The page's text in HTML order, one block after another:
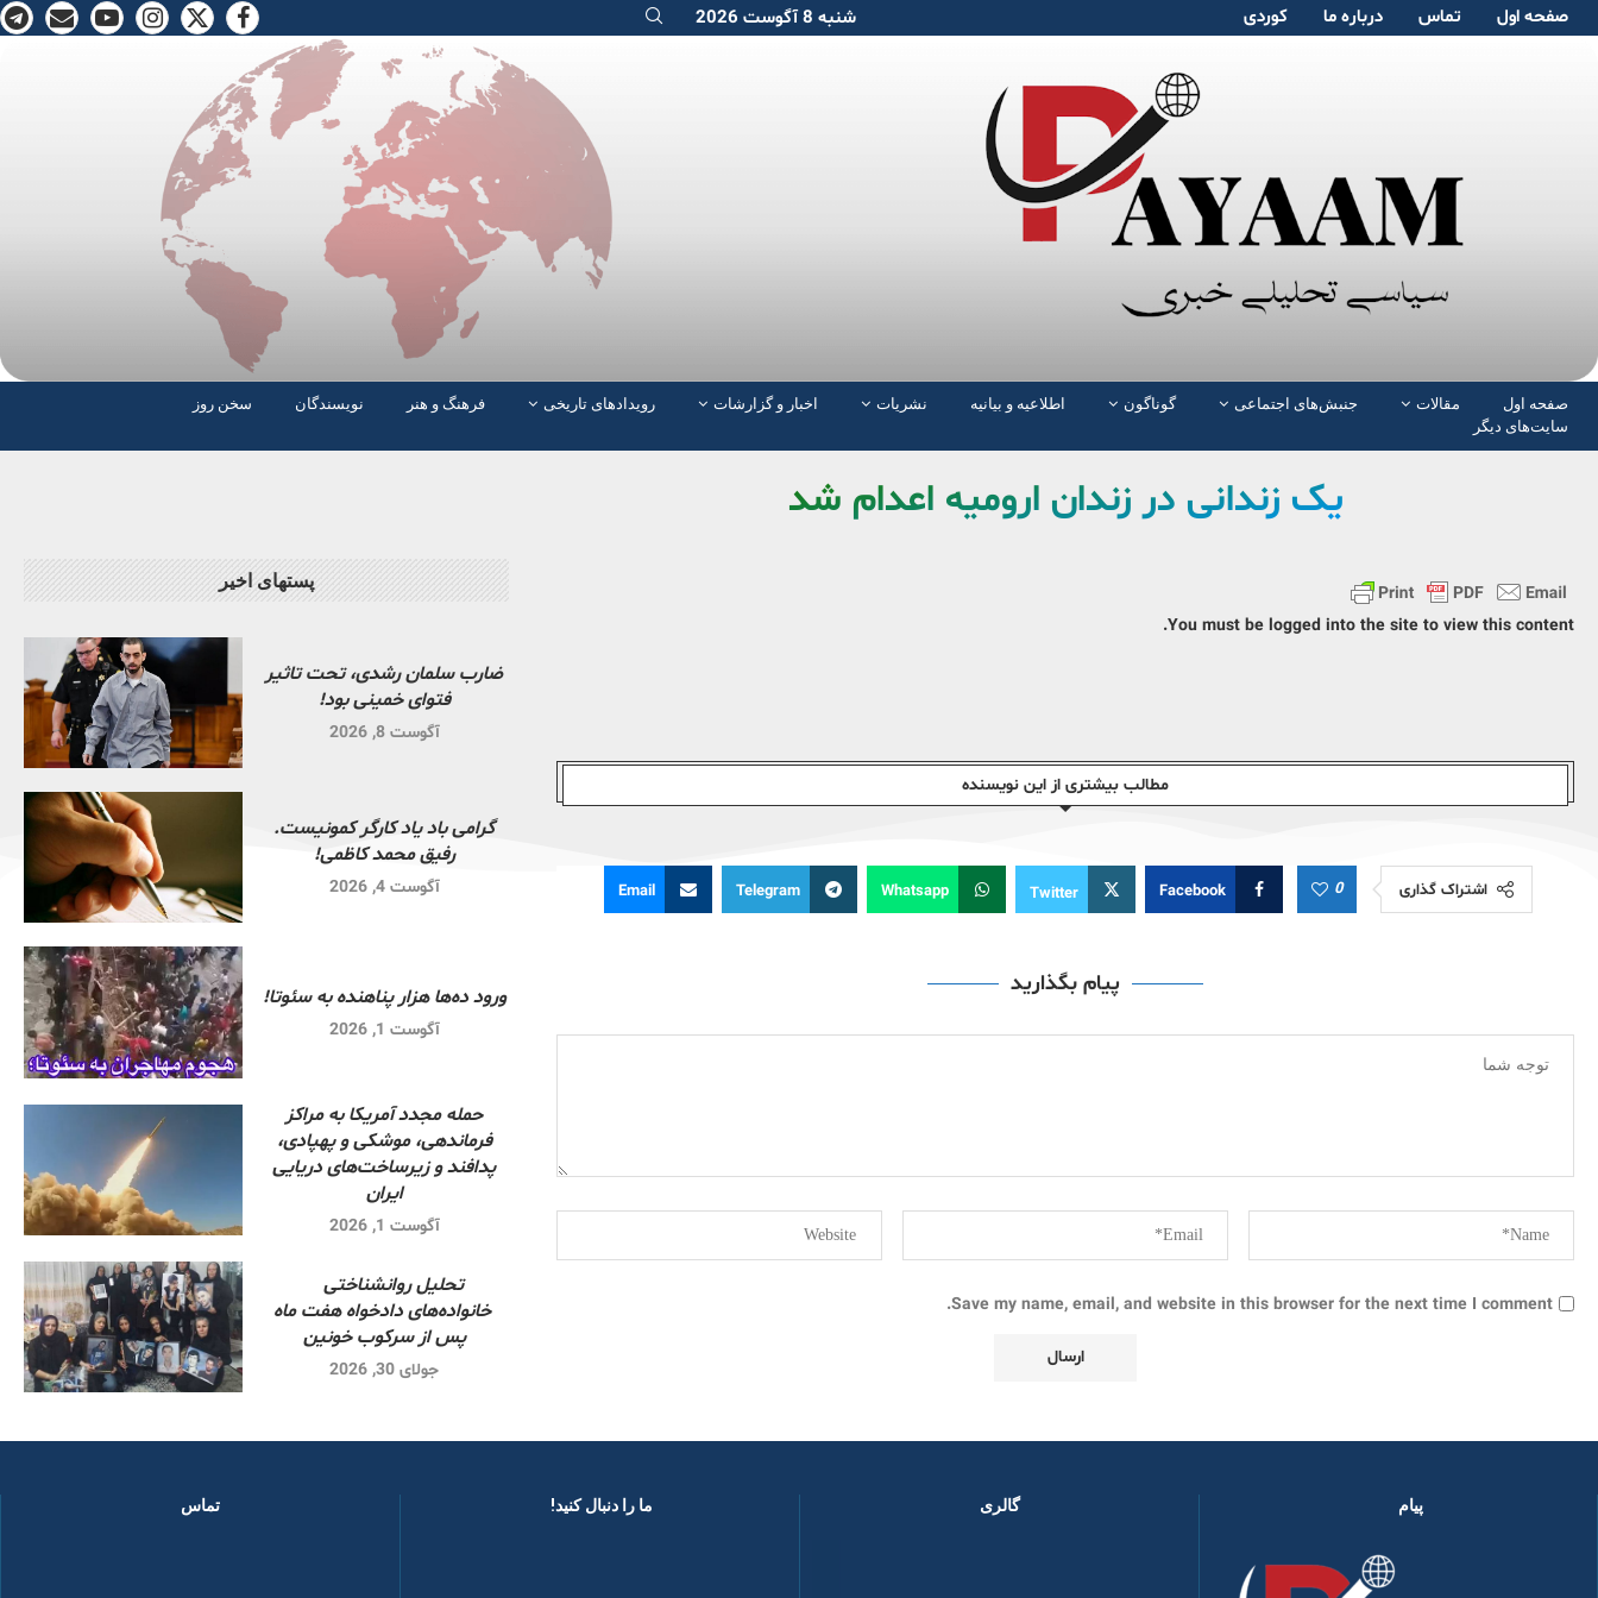
صفحە اول تماس دربارە ما کوردی شنبه 8 آگوست 2026
صفحە اول مقالات جنبش‌های اجتماعی گوناگون اطلاعیه و بیانیه نشریات اخبار و گزارشات رویدادهای تاریخی فرهنگ و هنر نویسندگان
سخن روز
سایت‌های دیگر
یک زندانی در زندان ارومیه اعدام شد
You must be logged into the site to view this content.
مطالب بیشتری از این نویسندە
اشتراک گذاری 0
Facebook
Twitter
Whatsapp
Telegram
Email
پیام بگذارید
Save my name, email, and website in this browser for the next time I comment.
پستهای اخیر
ضارب سلمان رشدی، تحت تاثیر
فتوای خمینی بود!
آگوست 8, 2026
گرامی باد یاد کارگر کمونیست.
رفیق محمد کاظمی!
آگوست 4, 2026
ورود ده‌ها هزار پناهنده به سئوتا!
آگوست 1, 2026
حمله مجدد آمریکا به مراکز
فرماندهی، موشکی و پهپادی،
پدافند و زیرساخت‌های دریایی
ایران
آگوست 1, 2026
تحلیل روانشناختی
خانواده‌های دادخواه هفت ماه
پس از سرکوب خونین
جولای 30, 2026
پیام گالری ما را دنبال کنید! ​ تماس